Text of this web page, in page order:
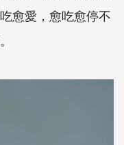
愈愛，愈吃愈停不